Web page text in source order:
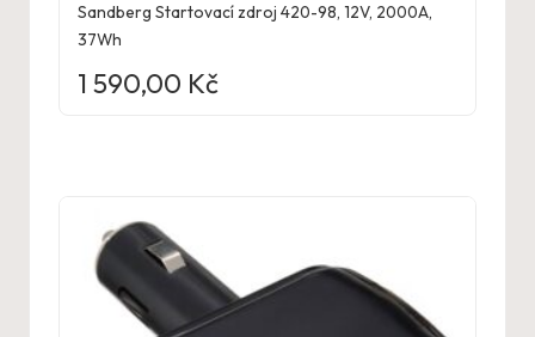
Sandberg Startovací zdroj 420-98, 12V, 2000A,
37Wh
1 590,00 Kč